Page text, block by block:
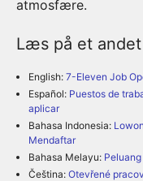
atmosfære.
Læs på et
English: 7-Eleven Job
Español: Puestos de
aplicar
Bahasa Indonesia:
Mendaftar
Bahasa Melayu:
Čeština: Otevřené